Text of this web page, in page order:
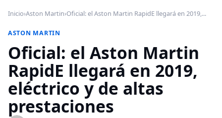
Inicio›Aston Martin›Oficial: el Aston Martin RapidE llegará en 2019,...
ASTON MARTIN
Oficial: el Aston Martin
RapidE llegará en 2019,
eléctrico y de altas
prestaciones